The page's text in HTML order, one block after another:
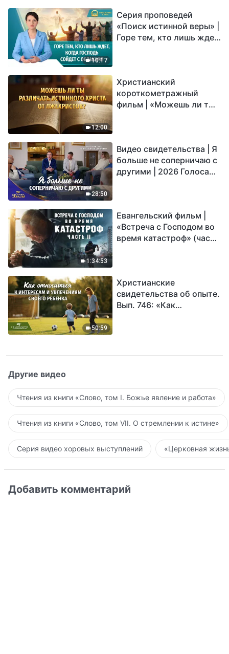
10:17
Серия проповедей
«Поиск истинной веры» |
Горе тем, кто лишь ждет,
12:00
Христианский
короткометражный
фильм | «Можешь ли ты
28:50
Видео свидетельства | Я
больше не соперничаю с
другими | 2026 Голоса
1:34:53
Евангельский фильм |
«Встреча с Господом во
время катастроф» (часть
спасение?
50:59
Христианские
свидетельства об опыте.
Вып. 746: «Как
Другие видео
Чтения из книги «Слово, том I. Божье явление и работа»
Чтения из книги «Слово, том VII. О стремлении к истине»
Серия видео хоровых выступлений «Церковная
Добавить комментарий